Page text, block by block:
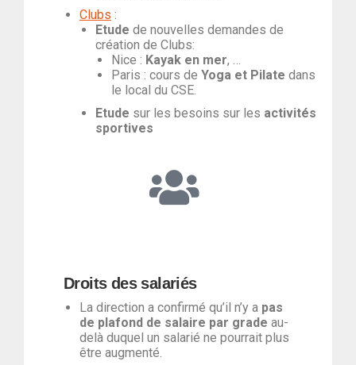
Clubs :
Etude de nouvelles demandes de
création de Clubs:
Nice : Kayak en mer, …
Paris : cours de Yoga et Pilate dans
le local du CSE.
Etude sur les besoins sur les activités
sportives
Droits des salariés
La direction a confirmé qu’il n’y a pas
de plafond de salaire par grade au-
delà duquel un salarié ne pourrait plus
être augmenté.